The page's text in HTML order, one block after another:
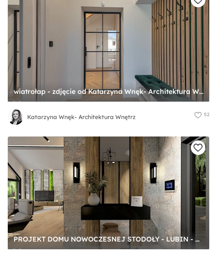
wiatrołap - zdjęcie od Katarzyna Wnęk- Architektura Wnętrz
Katarzyna Wnęk- Architektura Wnętrz 52
PROJEKT DOMU NOWOCZESNEJ STODOŁY - LUBIN - Średni z zabudową meblową z prostokątnym lustrem brązowy szary z lustrem na ścianie z farbą na ścianie z lamelami na ścianie z przeszklonymi drzwiami hol / przedpokój, styl industrialny - zdjęcie od Boskie Wnetrza i Ty